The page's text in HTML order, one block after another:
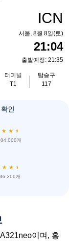
ICN
서울, 8월 8일(토)
21:04
출발예정: 21:35
터미널
T1
탑승구
117
인
★ ★ ★
개
★ ★ ★
개
이며, 홍